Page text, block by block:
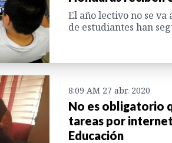
El año lectivo no se
de estudiantes han
8:09 AM 27 abr. 2020
No es obligatorio
tareas por
Educación